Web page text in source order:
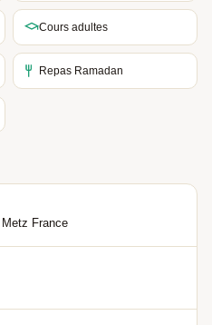
Cours adultes
Repas Ramadan
France